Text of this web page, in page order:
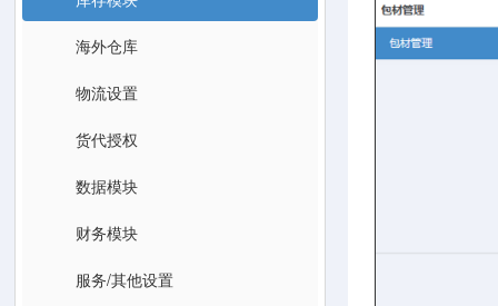
海外仓库
物流设置
货代授权
数据模块
财务模块
服务/其他设置